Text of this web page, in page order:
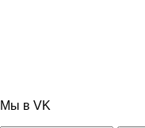
Мы в VK